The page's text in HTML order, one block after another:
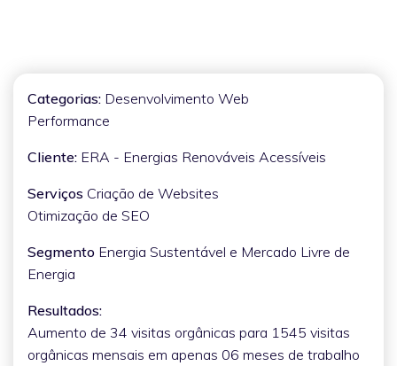
Categorias: Desenvolvimento Web
Performance
Cliente: ERA - Energias Renováveis Acessíveis
Serviços Criação de Websites
Otimização de SEO
Segmento Energia Sustentável e Mercado Livre de
Energia
Resultados:
Aumento de 34 visitas orgânicas para 1545 visitas
orgânicas mensais em apenas 06 meses de trabalho